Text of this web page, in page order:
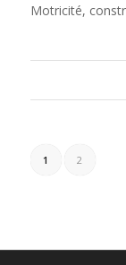
Motricité,
1 2